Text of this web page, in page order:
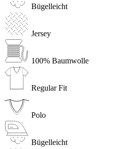
Bügelleicht
Jersey
100% Baumwolle
Regular Fit
Polo
Bügelleicht